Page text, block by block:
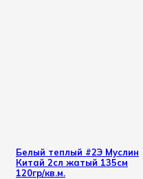
Белый теплый #2Э Муслин
Китай 2сл жатый 135см
120гр/кв.м.